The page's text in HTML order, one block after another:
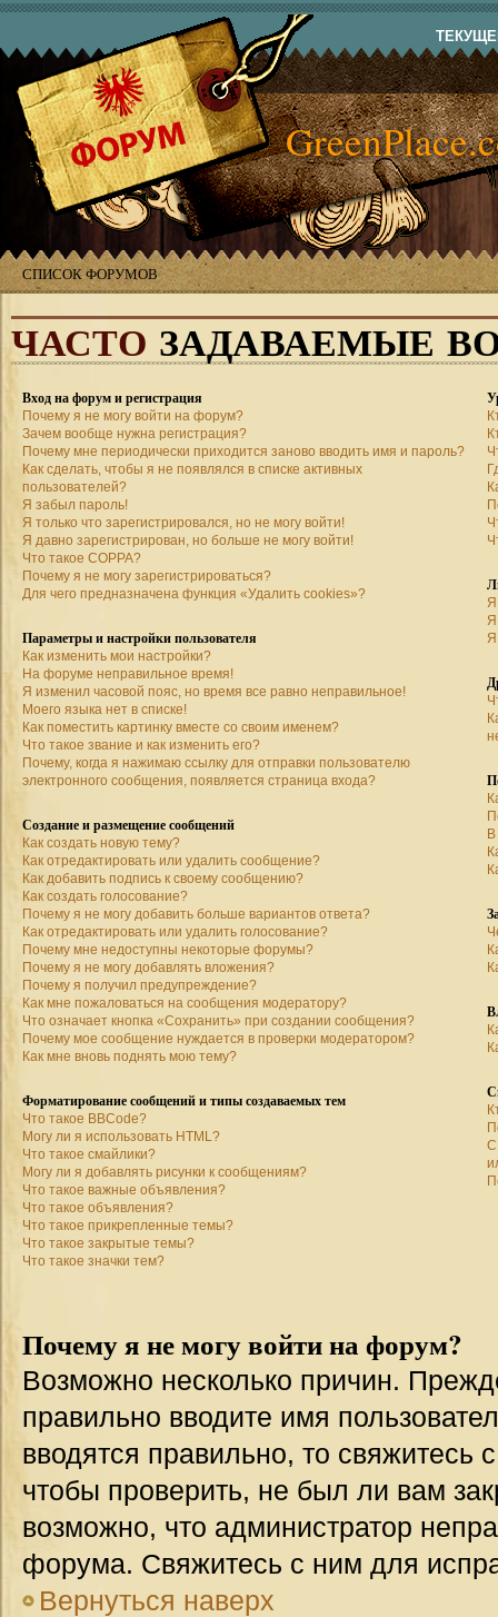
СПИСОК ФОРУМОВ
ЧАСТО ЗАДАВАЕМЫЕ
Вход на форум и регистрация
Почему я не могу войти на форум?
Зачем вообще нужна регистрация?
Почему мне периодически приходится заново вводить имя и пароль?
Как сделать, чтобы я не появлялся в списке активных
пользователей?
Я забыл пароль!
Я только что зарегистрировался, но не могу войти!
Я давно зарегистрирован, но больше не могу войти!
Что такое COPPA?
Почему я не могу зарегистрироваться?
Для чего предназначена функция «Удалить cookies»?
Параметры и настройки пользователя
Как изменить мои настройки?
На форуме неправильное время!
Я изменил часовой пояс, но время все равно неправильное!
Моего языка нет в списке!
Как поместить картинку вместе со своим именем?
Что такое звание и как изменить его?
Почему, когда я нажимаю ссылку для отправки пользователю
электронного сообщения, появляется страница входа?
Создание и размещение сообщений
Как создать новую тему?
Как отредактировать или удалить сообщение?
Как добавить подпись к своему сообщению?
Как создать голосование?
Почему я не могу добавить больше вариантов ответа?
Как отредактировать или удалить голосование?
Почему мне недоступны некоторые форумы?
Почему я не могу добавлять вложения?
Почему я получил предупреждение?
Как мне пожаловаться на сообщения модератору?
Что означает кнопка «Сохранить» при создании сообщения?
Почему мое сообщение нуждается в проверки модератором?
Как мне вновь поднять мою тему?
Форматирование сообщений и типы создаваемых тем
Что такое BBCode?
Могу ли я использовать HTML?
Что такое смайлики?
Могу ли я добавлять рисунки к сообщениям?
Что такое важные объявления?
Что такое объявления?
Что такое прикрепленные темы?
Что такое закрытые темы?
Что такое значки тем?
Я
Я
Я
С
Почему я не могу войти на форум?
Возможно несколько причин.
правильно вводите имя
вводятся правильно, то
чтобы проверить, не был ли вам
возможно, что администратор
форума. Свяжитесь с ним для
Вернуться наверх